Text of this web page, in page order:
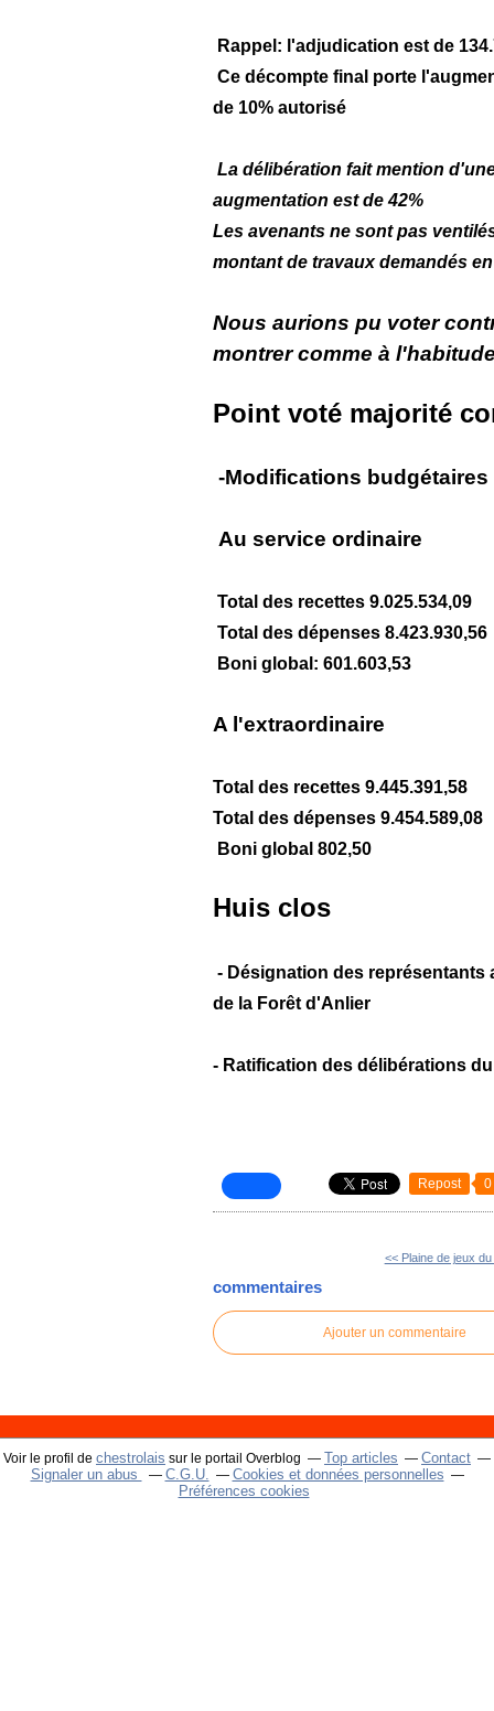
Rappel: l'adjudication est de
Ce décompte final porte
de 10% autorisé
La délibération fait mention
augmentation est de 42%
Les avenants ne sont pas
montant de travaux demandés
Nous aurions pu voter
montrer comme à
Point voté majorité
-Modifications
Au service ordinaire
Total des recettes 9.025.534,09
Total des dépenses 8.423.930,56
Boni global: 601.603,53
A l'extraordinaire
Total des recettes 9.445.391,58
Total des dépenses 9.454.589,08
Boni global 802,50
Huis clos
- Désignation des représentants
de la Forêt d'Anlier
- Ratification des délibérations
Repost 0
<< Plaine de jeux
commentaires
Ajouter un commentaire
Voir le profil de chestrolais sur le portail Overblog Top articles
Contact
Signaler un abus
C.G.U.
Cookies et données personnelles
Préférences cookies